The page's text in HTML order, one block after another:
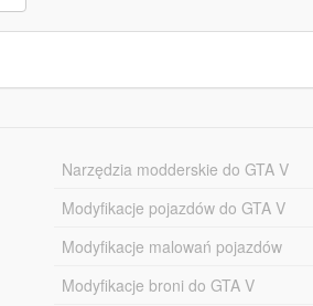
Narzędzia modderskie do GTA V
Modyfikacje pojazdów do GTA V
Modyfikacje malowań pojazdów
Modyfikacje broni do GTA V